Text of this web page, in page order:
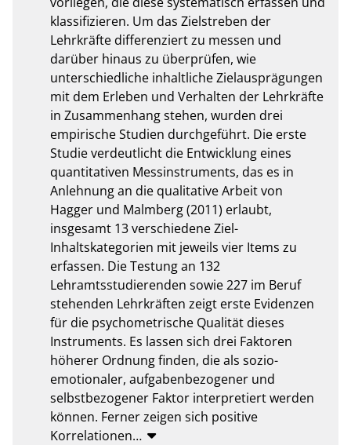
klassifizieren. Um das Zielstreben der
Lehrkräfte differenziert zu messen und
darüber hinaus zu überprüfen, wie
unterschiedliche inhaltliche Zielausprägungen
mit dem Erleben und Verhalten der Lehrkräfte
in Zusammenhang stehen, wurden drei
empirische Studien durchgeführt. Die erste
Studie verdeutlicht die Entwicklung eines
quantitativen Messinstruments, das es in
Anlehnung an die qualitative Arbeit von
Hagger und Malmberg (2011) erlaubt,
insgesamt 13 verschiedene Ziel-
Inhaltskategorien mit jeweils vier Items zu
erfassen. Die Testung an 132
Lehramtsstudierenden sowie 227 im Beruf
stehenden Lehrkräften zeigt erste Evidenzen
für die psychometrische Qualität dieses
Instruments. Es lassen sich drei Faktoren
höherer Ordnung finden, die als sozio-
emotionaler, aufgabenbezogener und
selbstbezogener Faktor interpretiert werden
können. Ferner zeigen sich positive
Korrelationen…